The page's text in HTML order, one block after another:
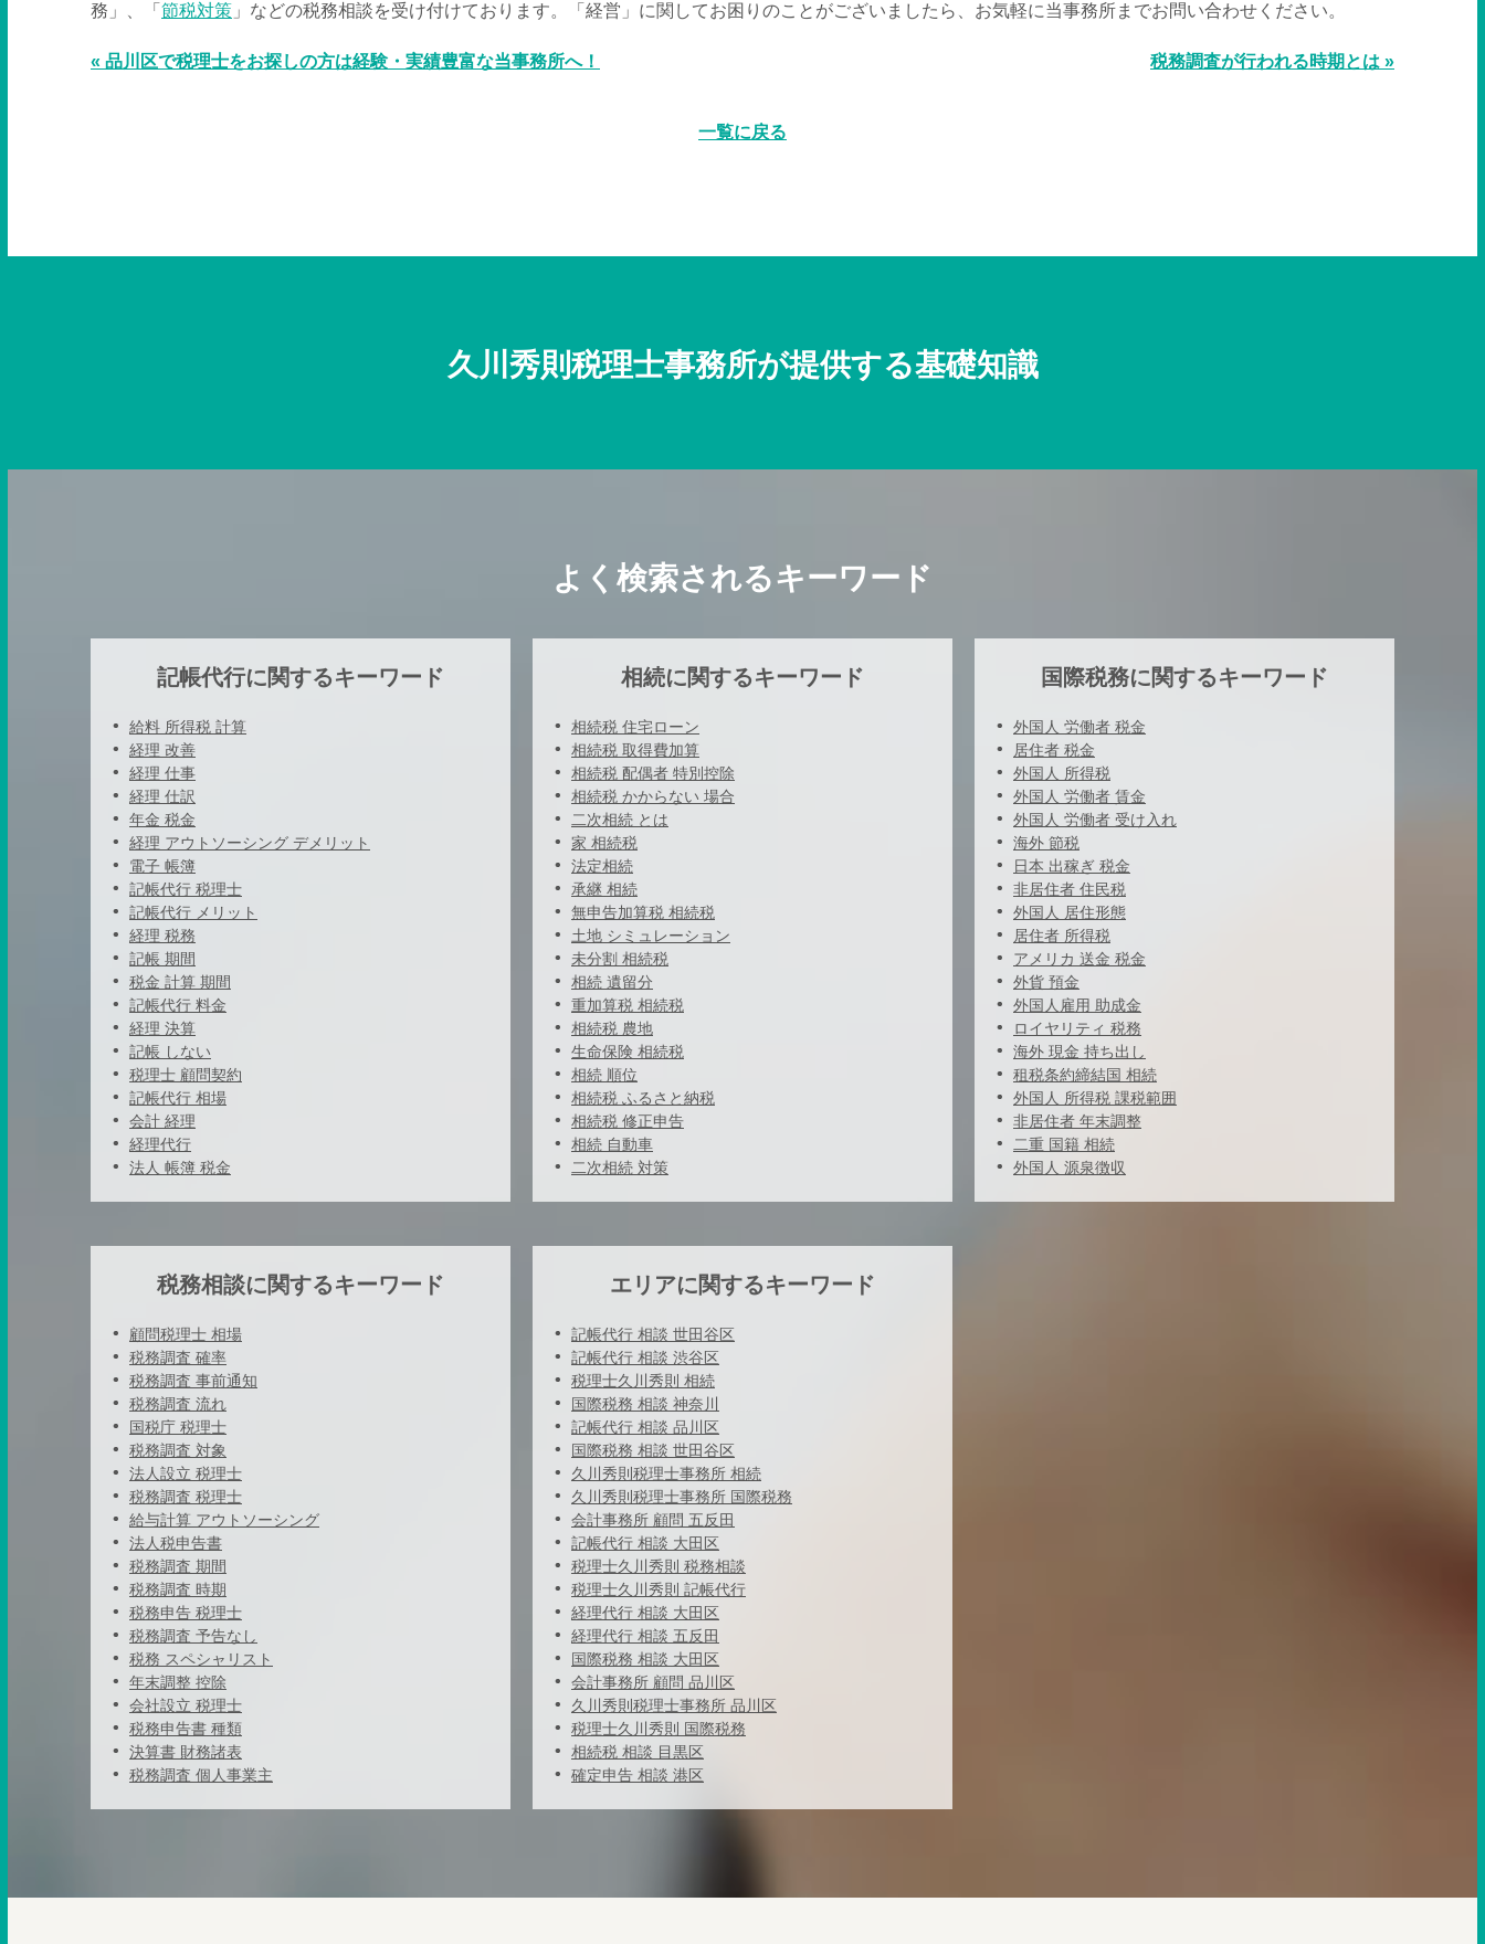
務」、「 節税対策 」などの税務相談を受け付けております。「経営」に関してお困りのことがございましたら、お気軽に当事務所までお問い合わせください。
« 品川区で税理士をお探しの方は経験・実績豊富な当事務所へ！ 税務調査が行われる時期とは »
一覧に戻る
久川秀則税理士事務所が提供する基礎知識
よく検索されるキーワード
記帳代行に関するキーワード
給料 所得税 計算
経理 改善
経理 仕事
経理 仕訳
年金 税金
経理 アウトソーシング デメリット
電子 帳簿
記帳代行 税理士
記帳代行 メリット
経理 税務
記帳 期間
税金 計算 期間
記帳代行 料金
経理 決算
記帳 しない
税理士 顧問契約
記帳代行 相場
会計 経理
経理代行
法人 帳簿 税金
相続に関するキーワード
相続税 住宅ローン
相続税 取得費加算
相続税 配偶者 特別控除
相続税 かからない 場合
二次相続 とは
家 相続税
法定相続
承継 相続
無申告加算税 相続税
土地 シミュレーション
未分割 相続税
相続 遺留分
重加算税 相続税
相続税 農地
生命保険 相続税
相続 順位
相続税 ふるさと納税
相続税 修正申告
相続 自動車
二次相続 対策
国際税務に関するキーワード
外国人 労働者 税金
居住者 税金
外国人 所得税
外国人 労働者 賃金
外国人 労働者 受け入れ
海外 節税
日本 出稼ぎ 税金
非居住者 住民税
外国人 居住形態
居住者 所得税
アメリカ 送金 税金
外貨 預金
外国人雇用 助成金
ロイヤリティ 税務
海外 現金 持ち出し
租税条約締結国 相続
外国人 所得税 課税範囲
非居住者 年末調整
二重 国籍 相続
外国人 源泉徴収
税務相談に関するキーワード
顧問税理士 相場
税務調査 確率
税務調査 事前通知
税務調査 流れ
国税庁 税理士
税務調査 対象
法人設立 税理士
税務調査 税理士
給与計算 アウトソーシング
法人税申告書
税務調査 期間
税務調査 時期
税務申告 税理士
税務調査 予告なし
税務 スペシャリスト
年末調整 控除
会社設立 税理士
税務申告書 種類
決算書 財務諸表
税務調査 個人事業主
エリアに関するキーワード
記帳代行 相談 世田谷区
記帳代行 相談 渋谷区
税理士久川秀則 相続
国際税務 相談 神奈川
記帳代行 相談 品川区
国際税務 相談 世田谷区
久川秀則税理士事務所 相続
久川秀則税理士事務所 国際税務
会計事務所 顧問 五反田
記帳代行 相談 大田区
税理士久川秀則 税務相談
税理士久川秀則 記帳代行
経理代行 相談 大田区
経理代行 相談 五反田
国際税務 相談 大田区
会計事務所 顧問 品川区
久川秀則税理士事務所 品川区
税理士久川秀則 国際税務
相続税 相談 目黒区
確定申告 相談 港区